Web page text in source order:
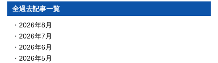
全過去記事一覧
2026年8月
2026年7月
2026年6月
2026年5月